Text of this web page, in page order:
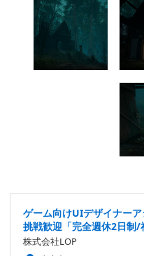
ゲーム向けUIデザイナー
挑戦歓迎「完全週休2日制/
株式会社LOP